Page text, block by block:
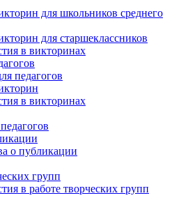
для школьников среднего
для старшеклассников
в викторинах
педагогов
в викторинах
о публикации
групп
в работе творческих групп